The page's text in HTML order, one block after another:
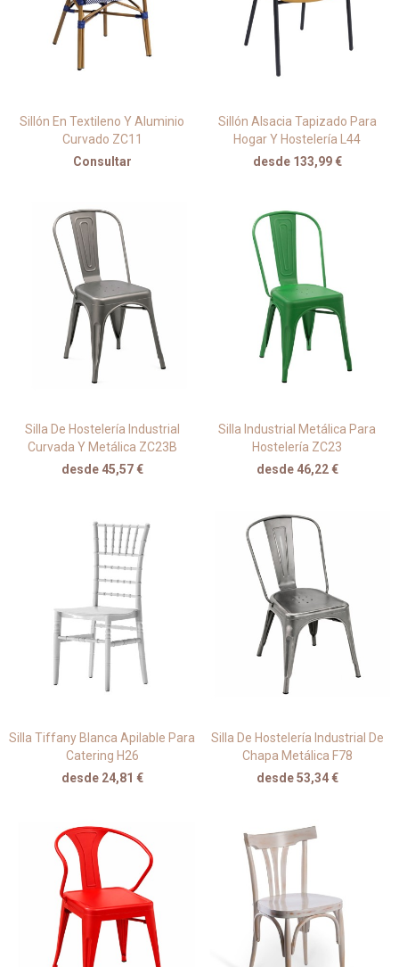
Sillón En Textileno Y Aluminio
Curvado ZC11
Consultar
Sillón Alsacia Tapizado Para
Hogar Y Hostelería L44
desde 133,99 €
Silla De Hostelería Industrial
Curvada Y Metálica ZC23B
desde 45,57 €
Silla Industrial Metálica Para
Hostelería ZC23
desde 46,22 €
Silla Tiffany Blanca Apilable Para
Catering H26
desde 24,81 €
Silla De Hostelería Industrial De
Chapa Metálica F78
desde 53,34 €